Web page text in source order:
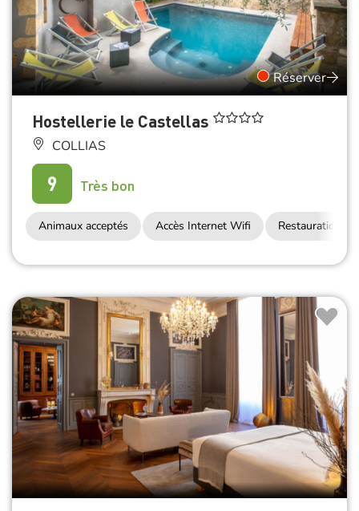
Réserver
Hostellerie le Castellas
COLLIAS
9 Très bon
Animaux acceptés Accès Internet Wifi Restauration